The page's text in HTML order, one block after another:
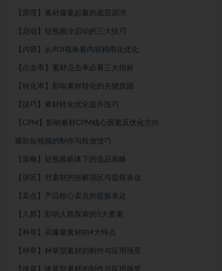
【原理】素材爆量起量的底层原理
【启动】短视频冷启动的三大技巧
【内容】从ROI视角看内容精细化优化
【点击率】素材点击率必看三大指标
【转化率】影响素材转化的关键原因
【技巧】素材转化优化提升技巧
【CPM】影响素材CPM核心因素及优化方向
爆款短视频的制作与投放技巧
【策略】短视频载体下的选品策略
【误区】对素材的拆解误区与提炼表达
【卖点】产品核心卖点的提炼表达
【人群】影响人群探索的5大要素
【种草】高爆量素材的4大特点
【种草】种草型素材的制作与应用场景
【拔草】拔草型素材的制作与应用场景